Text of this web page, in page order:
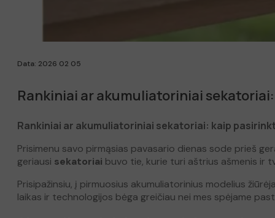
Data: 2026 02 05
Rankiniai ar akumuliatoriniai
Rankiniai ar akumuliatoriniai sekatoriai: kaip
Prisimenu savo pirmąsias pavasario dienas sode prieš
geriausi sekatoriai buvo tie, kurie turi aštrius ašmenis ir
Prisipažinsiu, į pirmuosius akumuliatorinius modelius
laikas ir technologijos bėga greičiau nei mes spėjame